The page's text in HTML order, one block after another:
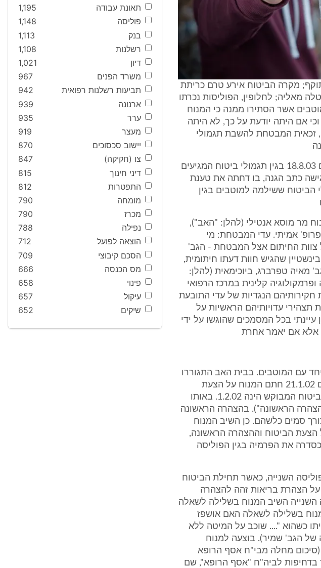
מקרה הביטוח אירע טרם כריתת
מאליה; לחלופין, הפוליסות נכרתו
אשר הסתירו ממנה כי המנוח
וכי אם היתה יודעת על כך, לא היתה
זכאית המבטחת להשבת תגמולי
תביעת התובעת בסך של 661,511 ₪ הוגשה ביום 18.8.03 בגין תגמולי ביטוח המגיעים
כתב הגנה, בו דחתה את טענת
הביטוח ששילמה למוטבים בגין
מר מוסא אנטילי (להלן: "האב"),
אמיתי. עדי המבטחת: מי
החיתום אצל המבטחת - הגב'
שהגיש חוות דעתו חיתומית,
מאיה טפרברג, ביוכימאית (להלן:
קלינית במרכז הרפואי
הנגדיות של עדי התובעת
תצהירי עדויותיהם הראשיות על
בכל המסמכים שהוגשו על ידי
אלא אם יאמר אחרת
עם המוטבים. בבית האב התגוררו
מרבית בני משפחתו של המנוח, לרבות האח. ביום 21.1.02 חתם המנוח על הצעת
הביטוח בגין הפוליסה הראשונה, כאשר תחילת הביטוח המבוקש הינה 1.2.02. באותו
הראשונה"). בהצהרה הראשונה
סמים כלשהם. כן השיב המנוח
הביטוח וההצהרה הראשונה,
את הפרמיה בגין הפוליסה
הפוליסה השנייה, כאשר תחילת הביטוח
המנוח על הצהרת בריאות זהה להצהרה
השיב המנוח בשלילה לשאלה
בשלילה לשאלה האם אושפז
בביתו כשהוא ".... שוכב על המיטה ללא
של הגב' שמיר). בוצעה למנוח
(סיכום מחלה מבי"ח אסף הרופא
בדחיפות לביה"ח "אסף הרופא", שם
תאונת עבודה
1,195
פוליסה
1,148
בנק
1,113
רשלנות
1,108
דיון
1,021
משרד הפנים
967
תביעות רשלנות רפואית
942
ארנונה
939
ערר
935
מעצר
919
יישוב סכסוכים
870
צו (חקיקה)
847
דיני חינוך
815
התפטרות
812
מומחה
790
מכרז
790
נפילה
788
הוצאה לפועל
712
הסכם קיבוצי
709
מס הכנסה
666
פינוי
658
עיקול
657
שיקים
652